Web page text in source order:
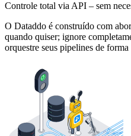
Controle total via API – sem
O Dataddo é construído com
quando quiser; ignore
orquestre seus pipelines de